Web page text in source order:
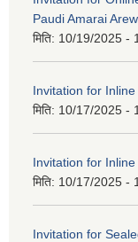
Paudi Amarai
मिति: 10/19/2025 -
Invitation for
मिति: 10/17/2025 -
Invitation for
मिति: 10/17/2025 -
Invitation for